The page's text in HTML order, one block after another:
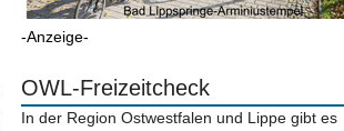
-Anzeige-
OWL-Freizeitcheck
In der Region Ostwestfalen und Lippe gibt es